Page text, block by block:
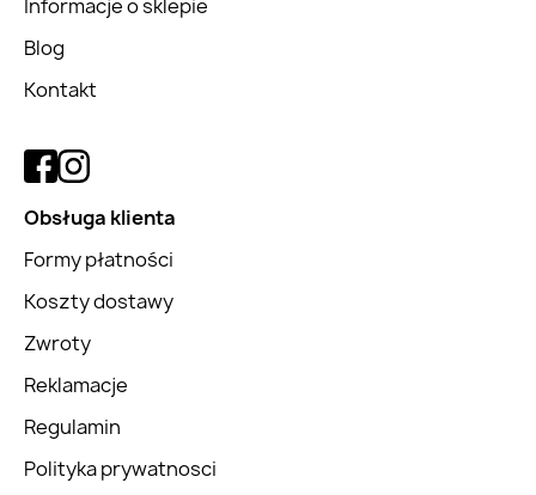
Informacje o sklepie
Blog
Kontakt
Obsługa klienta
Formy płatności
Koszty dostawy
Zwroty
Reklamacje
Regulamin
Polityka prywatnosci